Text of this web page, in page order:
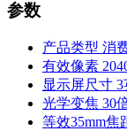
参数
产品类型 消
有效像素
显示屏尺寸 3
光学变焦 30
等效35mm焦